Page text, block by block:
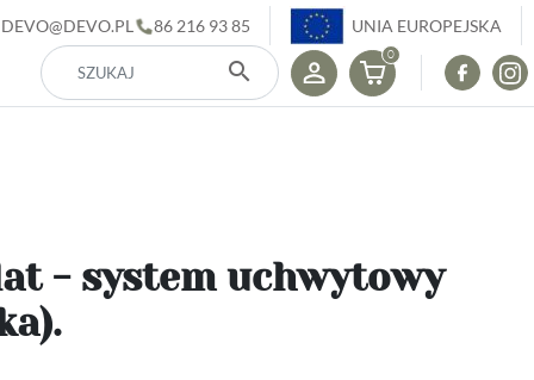
DEVO@DEVO.PL 86 216 93 85 UNIA EUROPEJSKA
search
0
- system uchwytowy